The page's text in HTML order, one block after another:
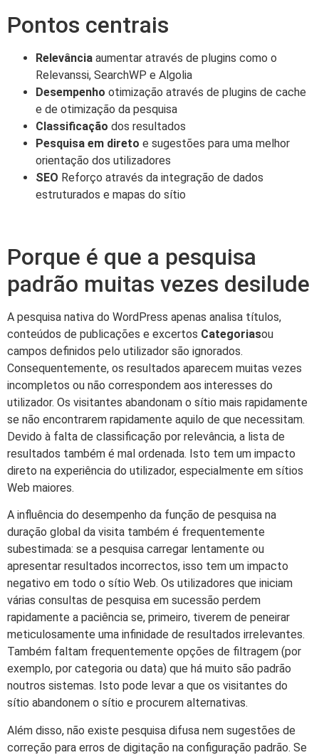
Pontos centrais
Relevância aumentar através de plugins como o
Relevanssi, SearchWP e Algolia
Desempenho otimização através de plugins de cache
e de otimização da pesquisa
Classificação dos resultados
Pesquisa em direto e sugestões para uma melhor
orientação dos utilizadores
SEO Reforço através da integração de dados
estruturados e mapas do sítio
Porque é que a pesquisa
padrão muitas vezes desilude
A pesquisa nativa do WordPress apenas analisa títulos,
conteúdos de publicações e excertos Categoriasou
campos definidos pelo utilizador são ignorados.
Consequentemente, os resultados aparecem muitas vezes
incompletos ou não correspondem aos interesses do
utilizador. Os visitantes abandonam o sítio mais rapidamente
se não encontrarem rapidamente aquilo de que necessitam.
Devido à falta de classificação por relevância, a lista de
resultados também é mal ordenada. Isto tem um impacto
direto na experiência do utilizador, especialmente em sítios
Web maiores.
A influência do desempenho da função de pesquisa na
duração global da visita também é frequentemente
subestimada: se a pesquisa carregar lentamente ou
apresentar resultados incorrectos, isso tem um impacto
negativo em todo o sítio Web. Os utilizadores que iniciam
várias consultas de pesquisa em sucessão perdem
rapidamente a paciência se, primeiro, tiverem de peneirar
meticulosamente uma infinidade de resultados irrelevantes.
Também faltam frequentemente opções de filtragem (por
exemplo, por categoria ou data) que há muito são padrão
noutros sistemas. Isto pode levar a que os visitantes do
sítio abandonem o sítio e procurem alternativas.
Além disso, não existe pesquisa difusa nem sugestões de
correção para erros de digitação na configuração padrão. Se